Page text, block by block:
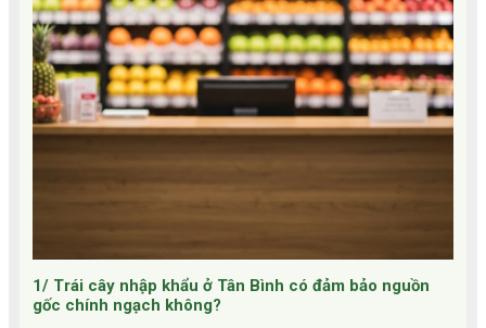
1/ Trái cây nhập khẩu ở Tân Bình có đảm bảo nguồn
gốc chính ngạch không?